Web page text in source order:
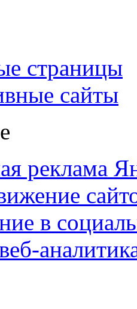
страницы
сайты
реклама
в